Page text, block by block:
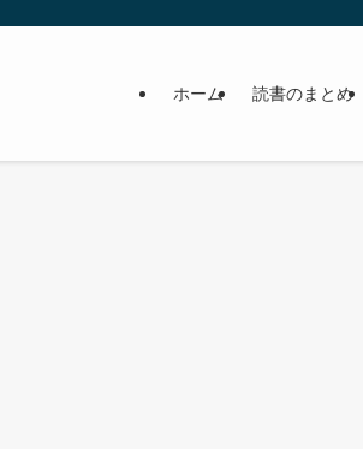
ホーム 読書のまとめ